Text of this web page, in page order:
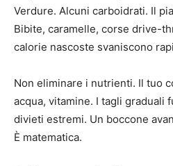
Verdure. Alcuni carboidrati. Il
Bibite, caramelle, corse drive-
calorie nascoste svaniscono
Non eliminare i nutrienti. Il tuo
acqua, vitamine. I tagli graduali
divieti estremi. Un boccone
È matematica.